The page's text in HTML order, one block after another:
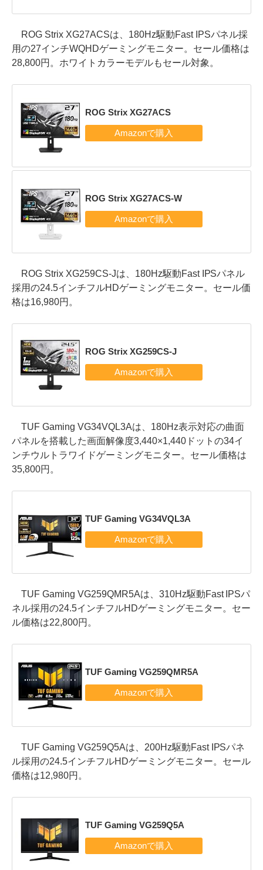
ROG Strix XG27ACSは、180Hz駆動Fast IPSパネル採
用の27インチWQHDゲーミングモニター。セール価格は
28,800円。ホワイトカラーモデルもセール対象。
ROG Strix XG27ACS
ROG Strix XG27ACS-W
ROG Strix XG259CS-Jは、180Hz駆動Fast IPSパネル
採用の24.5インチフルHDゲーミングモニター。セール価
格は16,980円。
ROG Strix XG259CS-J
TUF Gaming VG34VQL3Aは、180Hz表示対応の曲面
パネルを搭載した画面解像度3,440×1,440ドットの34イ
ンチウルトラワイドゲーミングモニター。セール価格は
35,800円。
TUF Gaming VG34VQL3A
TUF Gaming VG259QMR5Aは、310Hz駆動Fast IPSパ
ネル採用の24.5インチフルHDゲーミングモニター。セー
ル価格は22,800円。
TUF Gaming VG259QMR5A
TUF Gaming VG259Q5Aは、200Hz駆動Fast IPSパネ
ル採用の24.5インチフルHDゲーミングモニター。セール
価格は12,980円。
TUF Gaming VG259Q5A